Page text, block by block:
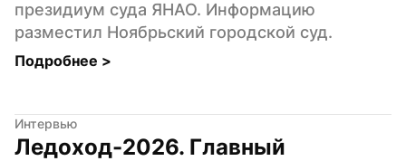
президиум суда ЯНАО. Информацию
разместил Ноябрьский городской суд.
Подробнее >
Интервью
Ледоход-2026. Главный